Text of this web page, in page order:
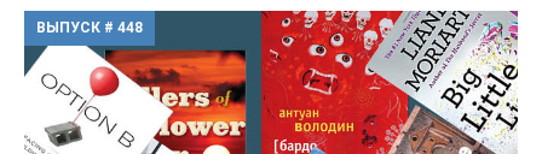
ВЫПУСК # 448